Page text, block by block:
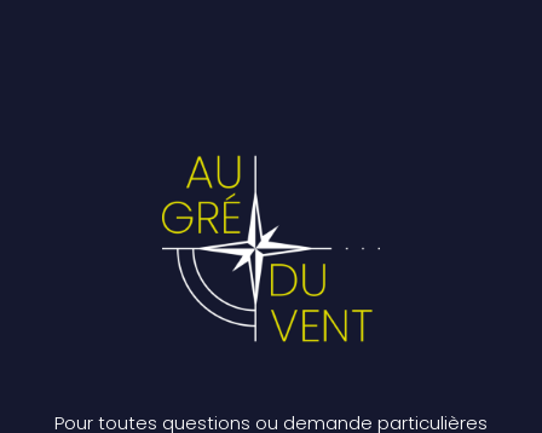
Pour toutes questions ou demande particulières